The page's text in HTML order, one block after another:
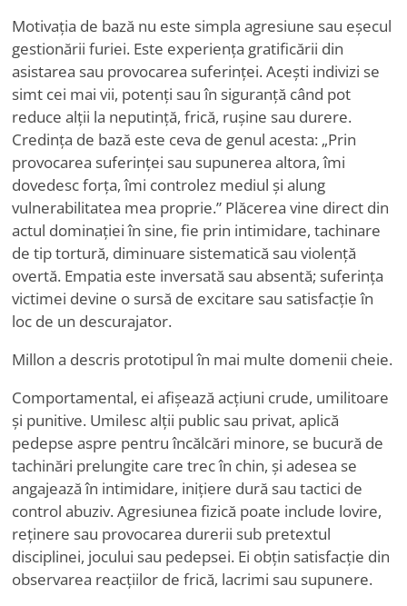
Motivația de bază nu este simpla agresiune sau eșecul
gestionării furiei. Este experiența gratificării din
asistarea sau provocarea suferinței. Acești indivizi se
simt cei mai vii, potenți sau în siguranță când pot
reduce alții la neputință, frică, rușine sau durere.
Credința de bază este ceva de genul acesta: „Prin
provocarea suferinței sau supunerea altora, îmi
dovedesc forța, îmi controlez mediul și alung
vulnerabilitatea mea proprie.” Plăcerea vine direct din
actul dominației în sine, fie prin intimidare, tachinare
de tip tortură, diminuare sistematică sau violență
overtă. Empatia este inversată sau absentă; suferința
victimei devine o sursă de excitare sau satisfacție în
loc de un descurajator.
Millon a descris prototipul în mai multe domenii cheie.
Comportamental, ei afișează acțiuni crude, umilitoare
și punitive. Umilesc alții public sau privat, aplică
pedepse aspre pentru încălcări minore, se bucură de
tachinări prelungite care trec în chin, și adesea se
angajează în intimidare, inițiere dură sau tactici de
control abuziv. Agresiunea fizică poate include lovire,
reținere sau provocarea durerii sub pretextul
disciplinei, jocului sau pedepsei. Ei obțin satisfacție din
observarea reacțiilor de frică, lacrimi sau supunere.